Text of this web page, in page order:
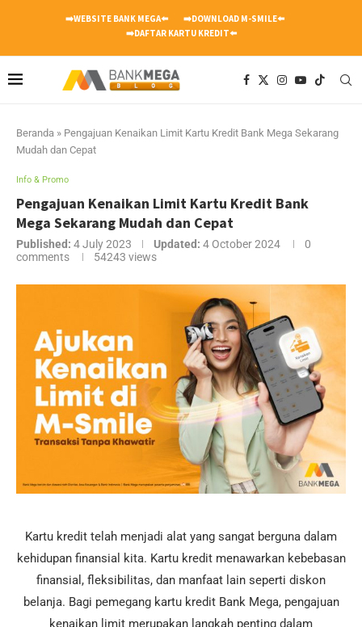
➡️WEBSITE BANK MEGA⬅️
➡️DOWNLOAD M-SMILE⬅️
➡️DAFTAR KARTU KREDIT⬅️
Beranda » Pengajuan Kenaikan Limit Kartu Kredit Bank Mega Sekarang
Mudah dan Cepat
Info & Promo
Pengajuan Kenaikan Limit Kartu Kredit Bank
Mega Sekarang Mudah dan Cepat
Published: 4 July 2023 Updated: 4 October 2024
0
comments
54243 views
Kartu kredit telah menjadi alat yang sangat berguna dalam
kehidupan finansial kita. Kartu kredit menawarkan kebebasan
finansial, fleksibilitas, dan manfaat lain seperti diskon
belanja. Bagi pemegang kartu kredit Bank Mega, pengajuan